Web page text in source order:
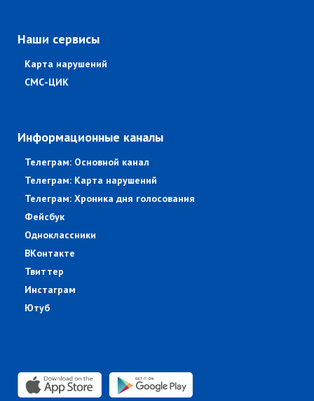
Наши сервисы
Карта нарушений
СМС-ЦИК
Информационные каналы
Телеграм: Основной канал
Телеграм: Карта нарушений
Телеграм: Хроника дня голосования
Фейсбук
Одноклассники
ВКонтакте
Твиттер
Инстаграм
Ютуб